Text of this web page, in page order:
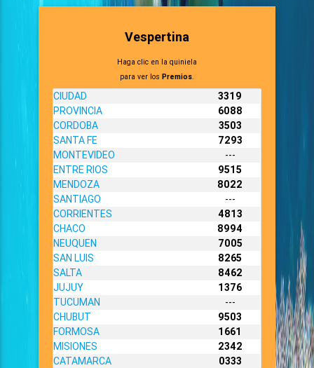
Vespertina
Haga clic en la quiniela
para ver los Premios.
CIUDAD
3319
PROVINCIA
6088
CORDOBA
3503
SANTA FE
7293
MONTEVIDEO
---
ENTRE RIOS
9515
MENDOZA
8022
SANTIAGO
---
CORRIENTES
4813
CHACO
8994
NEUQUEN
7005
SAN LUIS
8265
SALTA
8462
JUJUY
1376
TUCUMAN
---
CHUBUT
9503
FORMOSA
1661
MISIONES
2342
CATAMARCA
0333